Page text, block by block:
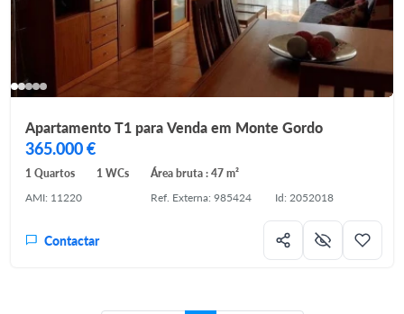
Apartamento T1 para Venda em Monte Gordo
365.000 €
1 Quartos 1 WCs
Área bruta : 47 m²
AMI: 11220
Ref. Externa: 985424 Id: 2052018
Contactar